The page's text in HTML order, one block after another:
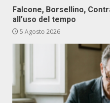
Falcone, Borsellino,
all’uso del tempo
5 Agosto 2026